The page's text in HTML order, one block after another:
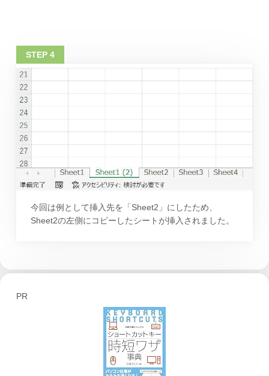
今回は例として挿入先を「Sheet2」にしたため、
Sheet2の左側にコピーしたシートが挿入されました。
PR